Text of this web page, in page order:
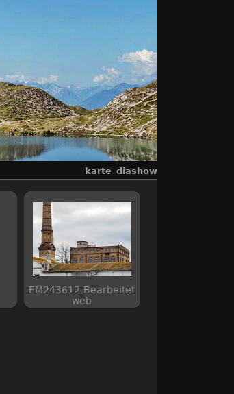
karte diashow
EM243612-Bearbeitet
web